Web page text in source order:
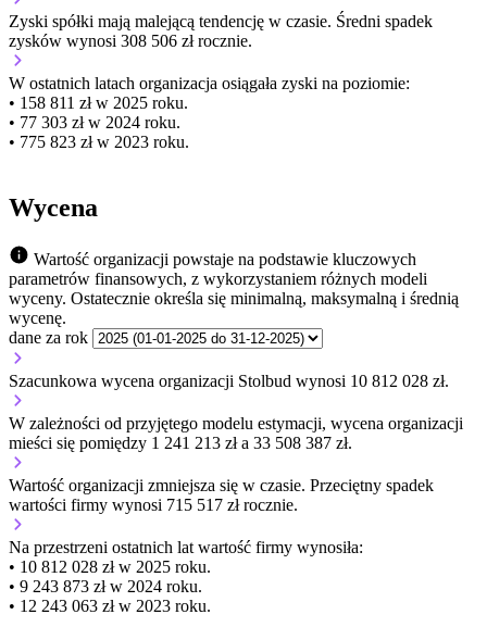
Zyski spółki mają malejącą tendencję w czasie. Średni spadek
zysków wynosi 308 506 zł rocznie.
W ostatnich latach organizacja osiągała zyski na poziomie:
• 158 811 zł w 2025 roku.
• 77 303 zł w 2024 roku.
• 775 823 zł w 2023 roku.
Wycena
Wartość organizacji powstaje na podstawie kluczowych
parametrów finansowych, z wykorzystaniem różnych modeli
wyceny. Ostatecznie określa się minimalną, maksymalną i średnią
wycenę.
dane za rok
Szacunkowa wycena organizacji Stolbud wynosi 10 812 028 zł.
W zależności od przyjętego modelu estymacji, wycena organizacji
mieści się pomiędzy 1 241 213 zł a 33 508 387 zł.
Wartość organizacji zmniejsza się w czasie. Przeciętny spadek
wartości firmy wynosi 715 517 zł rocznie.
Na przestrzeni ostatnich lat wartość firmy wynosiła:
• 10 812 028 zł w 2025 roku.
• 9 243 873 zł w 2024 roku.
• 12 243 063 zł w 2023 roku.